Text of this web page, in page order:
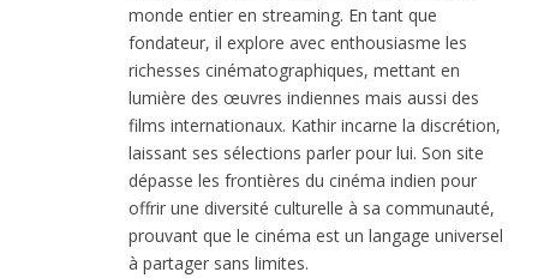
monde entier en streaming. En tant que
fondateur, il explore avec enthousiasme les
richesses cinématographiques, mettant en
lumière des œuvres indiennes mais aussi des
films internationaux. Kathir incarne la discrétion,
laissant ses sélections parler pour lui. Son site
dépasse les frontières du cinéma indien pour
offrir une diversité culturelle à sa communauté,
prouvant que le cinéma est un langage universel
à partager sans limites.